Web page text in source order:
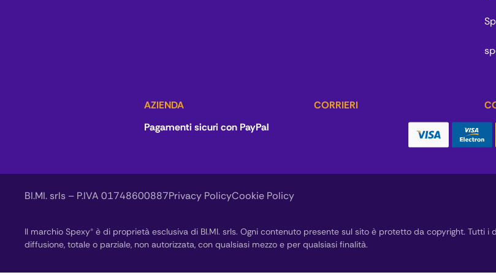
AZIENDA CORRIERI
Pagamenti sicuri con PayPal
BI.MI. srls – P.IVA 01748600887Privacy PolicyCookie Policy
Il marchio Spexy® è di proprietà esclusiva di BI.MI. srls. Ogni contenuto presente sul sito è protetto da copyright. Tutti
diffusione, totale o parziale, non autorizzata, con qualsiasi mezzo e per qualsiasi finalità.